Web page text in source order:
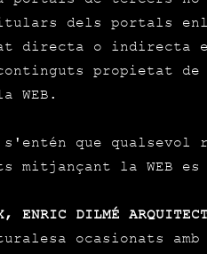
dels portals
directa o
propietat de
WEB.
que qualsevol
mitjançant la
ENRIC DILMÉ
ocasionats